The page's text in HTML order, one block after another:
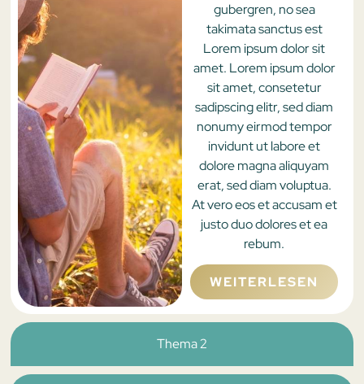
Thema 2
gubergren, no sea
takimata sanctus est
Lorem ipsum dolor sit
amet. Lorem ipsum dolor
sit amet, consetetur
sadipscing elitr, sed diam
nonumy eirmod tempor
invidunt ut labore et
dolore magna aliquyam
erat, sed diam voluptua.
At vero eos et accusam et
justo duo dolores et ea
rebum.
WEITERLESEN